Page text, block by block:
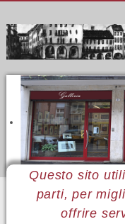
Questo sito
parti, per
offrire
Sei qui: Home Le
Pier Luigi Berto